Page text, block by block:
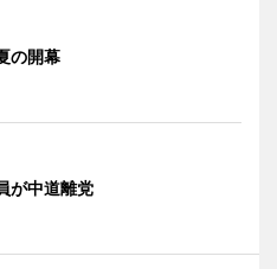
の開幕
が中道離党